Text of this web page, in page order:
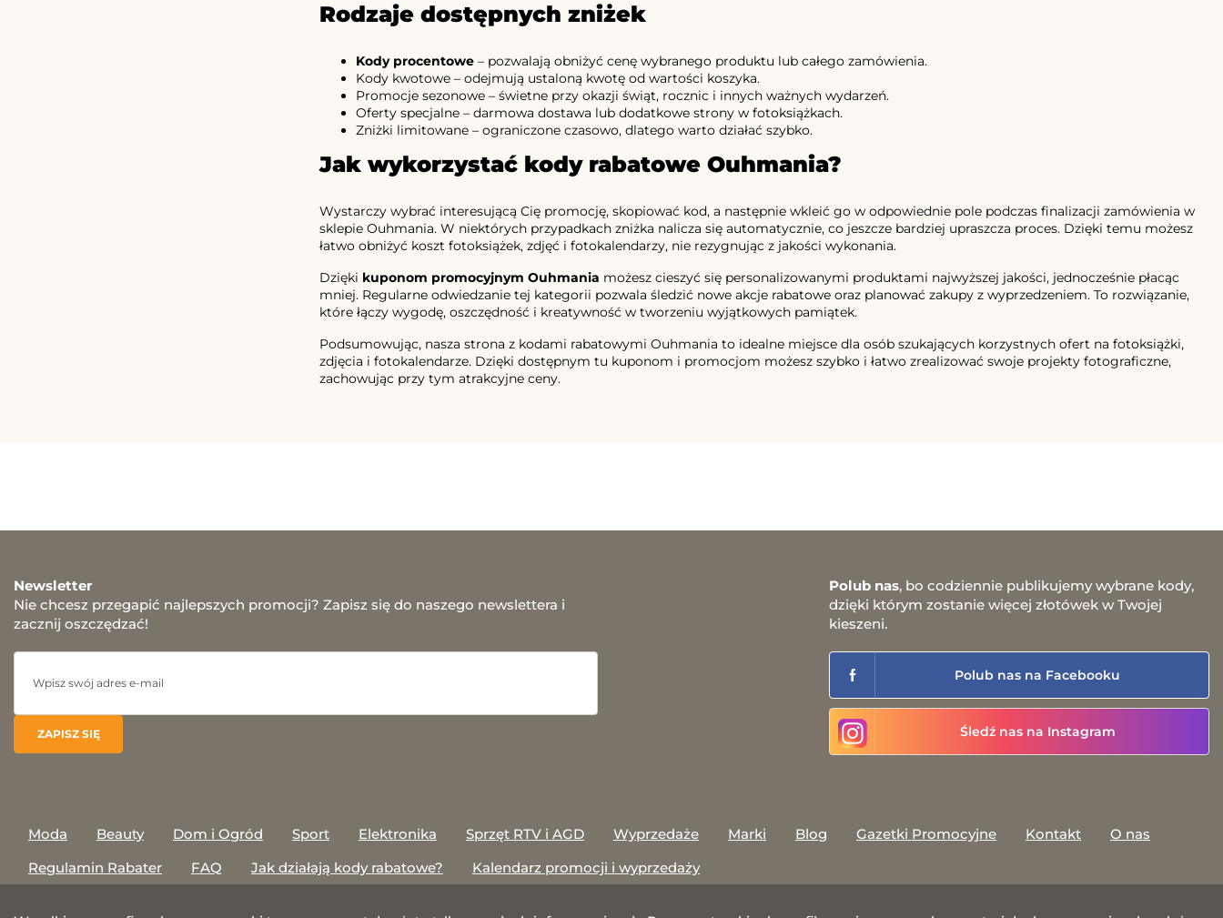
Rodzaje dostępnych zniżek
Kody procentowe – pozwalają obniżyć cenę wybranego produktu lub całego zamówienia.
Kody kwotowe – odejmują ustaloną kwotę od wartości koszyka.
Promocje sezonowe – świetne przy okazji świąt, rocznic i innych ważnych wydarzeń.
Oferty specjalne – darmowa dostawa lub dodatkowe strony w fotoksiążkach.
Zniżki limitowane – ograniczone czasowo, dlatego warto działać szybko.
Jak wykorzystać kody rabatowe Ouhmania?
Wystarczy wybrać interesującą Cię promocję, skopiować kod, a następnie wkleić go w odpowiednie pole podczas finalizacji zamówienia w
sklepie Ouhmania. W niektórych przypadkach zniżka nalicza się automatycznie, co jeszcze bardziej upraszcza proces. Dzięki temu możesz
łatwo obniżyć koszt fotoksiążek, zdjęć i fotokalendarzy, nie rezygnując z jakości wykonania.
Dzięki kuponom promocyjnym Ouhmania możesz cieszyć się personalizowanymi produktami najwyższej jakości, jednocześnie płacąc
mniej. Regularne odwiedzanie tej kategorii pozwala śledzić nowe akcje rabatowe oraz planować zakupy z wyprzedzeniem. To rozwiązanie,
które łączy wygodę, oszczędność i kreatywność w tworzeniu wyjątkowych pamiątek.
Podsumowując, nasza strona z kodami rabatowymi Ouhmania to idealne miejsce dla osób szukających korzystnych ofert na fotoksiążki,
zdjęcia i fotokalendarze. Dzięki dostępnym tu kuponom i promocjom możesz szybko i łatwo zrealizować swoje projekty fotograficzne,
zachowując przy tym atrakcyjne ceny.
Newsletter
Nie chcesz przegapić najlepszych promocji? Zapisz się do naszego newslettera i
zacznij oszczędzać!
Polub nas, bo codziennie publikujemy wybrane kody,
dzięki którym zostanie więcej złotówek w Twojej
kieszeni.
Polub nas na Facebooku
Śledź nas na Instagram
Moda Beauty Dom i Ogród Sport Elektronika Sprzęt RTV i AGD Wyprzedaże Marki Blog Gazetki Promocyjne Kontakt
O nas
Regulamin Rabater
FAQ Jak działają kody rabatowe? Kalendarz promocji i wyprzedaży